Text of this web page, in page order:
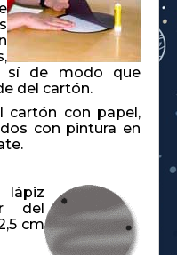
sí de modo que
del cartón.
cartón con papel,
con pintura en
lápiz
del
cm